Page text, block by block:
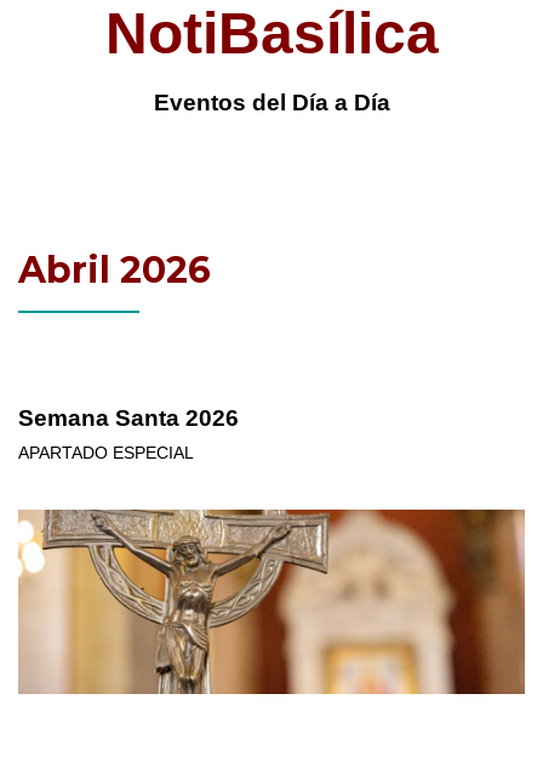
NotiBasílica
Eventos del Día a Día
Abril 2026
Semana Santa 2026
APARTADO ESPECIAL